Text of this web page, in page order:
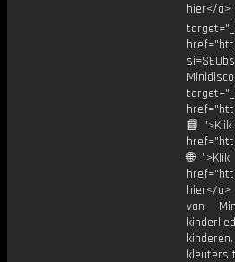
hier</
hier</a>
van
kleuters